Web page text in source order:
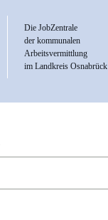
Die JobZentrale
der kommunalen
Arbeitsvermittlung
im Landkreis Osnabrück